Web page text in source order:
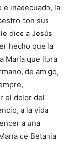
inadecuado, la
con sus
dice a Jesús
hecho que la
María que llora
de amigo,
el dolor del
a la vida
a una
de Betania